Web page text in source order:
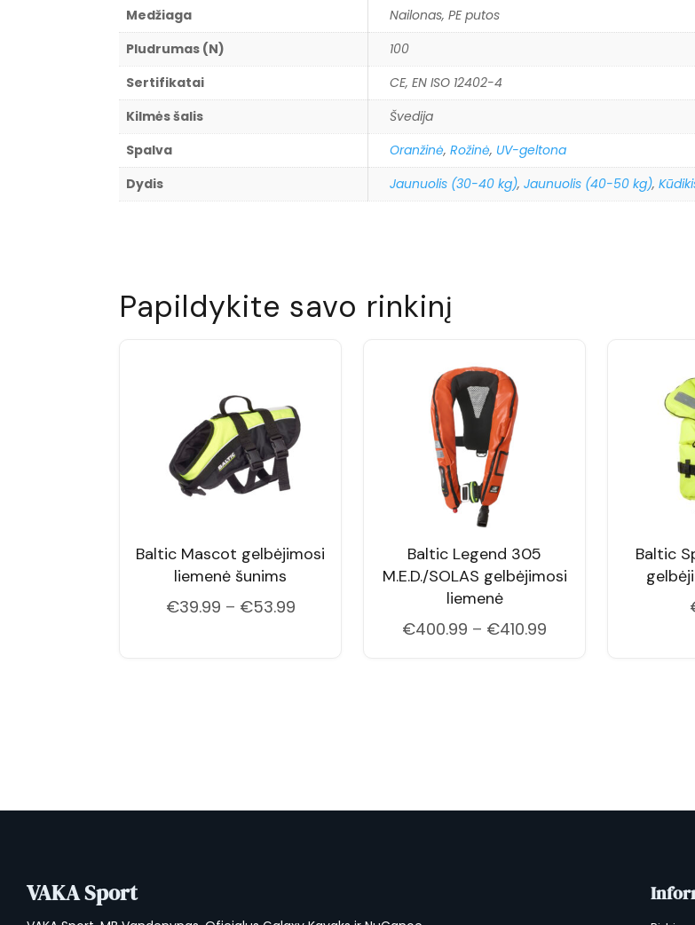
Medžiaga
Nailonas, PE putos
Pludrumas (N)
100
Sertifikatai
CE, EN ISO 12402-4
Kilmės šalis
Švedija
Spalva
Oranžinė,Rožinė, UV-geltona
Dydis
Jaunuolis (30-40 kg),Jaunuolis (40-50 kg),
Papildykite savo rinkinį
Baltic Mascot gelbėjimosi
liemenė šunims
€39.99 – €53.99Price
Baltic Legend 305
M.E.D./SOLAS gelbėjimosi
liemenė
€400.99 – €410.99
Baltic
VAKA Sport